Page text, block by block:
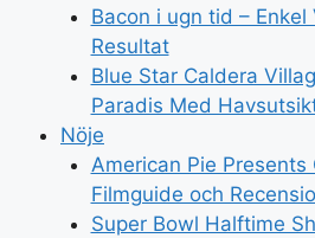
Bacon i ugn tid – Enkel
Resultat
Blue Star Caldera
Paradis Med
Nöje
American Pie Presents
Filmguide och
Super Bowl Halftime